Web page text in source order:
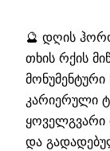
🔮 დღის
თხის რქის
კარიერული
ყოველგვარი
და